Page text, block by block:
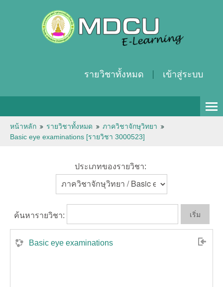
รายวิชาทั้งหมด เข้าสู่ระบบ
Thai ‎(th)‎
หน้าหลัก รายวิชาทั้งหมด
ภาควิชาจักษุวิทยา
Basic eye examinations [รายวิชา 3000523]
ประเภทของรายวิชา:
ค้นหารายวิชา:
Basic eye examinations